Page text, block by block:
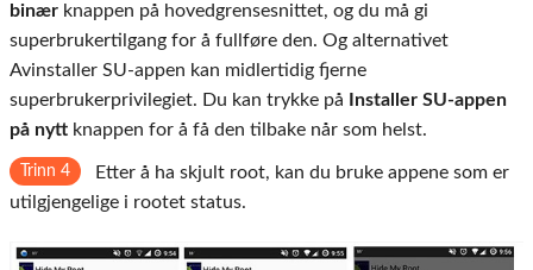
binær knappen på hovedgrensesnittet, og du må gi
superbrukertilgang for å fullføre den. Og alternativet
Avinstaller SU-appen kan midlertidig fjerne
superbrukerprivilegiet. Du kan trykke på
Installer SU-appen
på nytt knappen for å få den tilbake når som helst.
Trinn 4
Etter å ha skjult root, kan du bruke appene som er
utilgjengelige i rootet status.